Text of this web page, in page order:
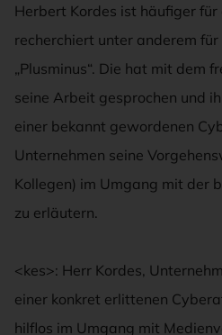
Herbert Kordes ist häufiger
recherchiert unter anderem
„Plusminus“. Die hat mit dem
seine Arbeit gesprochen und
einer bekannt gewordenen
Unternehmen seine
Kollegen) im Umgang mit der
zu erläutern.
<kes>: Herr Kordes,
einer konkret erlittenen
hilflos im Umgang mit